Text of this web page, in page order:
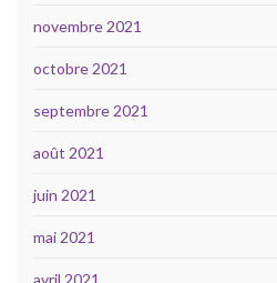
novembre 2021
octobre 2021
septembre 2021
août 2021
juin 2021
mai 2021
avril 2021